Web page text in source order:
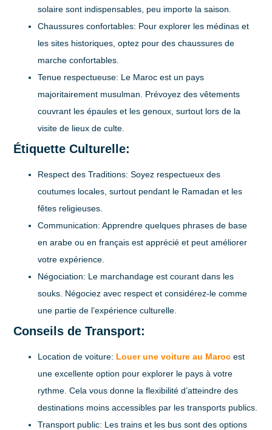
solaire sont indispensables, peu importe la saison.
Chaussures confortables: Pour explorer les médinas et
les sites historiques, optez pour des chaussures de
marche confortables.
Tenue respectueuse: Le Maroc est un pays
majoritairement musulman. Prévoyez des vêtements
couvrant les épaules et les genoux, surtout lors de la
visite de lieux de culte.
Étiquette Culturelle:
Respect des Traditions: Soyez respectueux des
coutumes locales, surtout pendant le Ramadan et les
fêtes religieuses.
Communication: Apprendre quelques phrases de base
en arabe ou en français est apprécié et peut améliorer
votre expérience.
Négociation: Le marchandage est courant dans les
souks. Négociez avec respect et considérez-le comme
une partie de l’expérience culturelle.
Conseils de Transport:
Location de voiture: Louer une voiture au Maroc est
une excellente option pour explorer le pays à votre
rythme. Cela vous donne la flexibilité d’atteindre des
destinations moins accessibles par les transports publics.
Transport public: Les trains et les bus sont des options